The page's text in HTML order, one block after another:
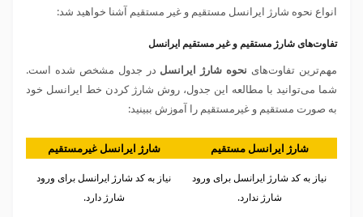
انواع نحوه شارژ ایرانسل مستقیم و غیر مستقیم آشنا خواهید شد:
تفاوت‌های شارژ مستقیم و غیر مستقیم ایرانسل
مهم‌ترین تفاوت‌های نحوه شارژ ایرانسل در جدول مشخص شده است.
شما می‌توانید با مطالعه این جدول، روش شارژ کردن خط ایرانسل خود
به صورت مستقیم و غیرمستقیم را آموزش ببینید:
شارژ ایرانسل مستقیم شارژ ایرانسل غیرمستقیم
نیاز به کد شارژ ایرانسل برای ورود
شارژ ندارد.
نیاز به کد شارژ ایرانسل برای ورود
شارژ دارد.